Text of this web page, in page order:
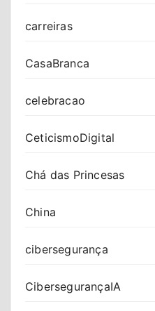
carreiras
CasaBranca
celebracao
CeticismoDigital
Chá das Princesas
China
cibersegurança
CibersegurançaIA